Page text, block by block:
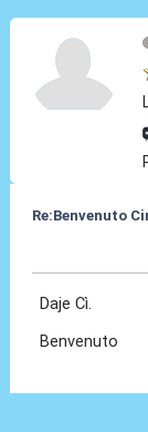
Re:Benvenuto
Daje Cì.
Benvenuto